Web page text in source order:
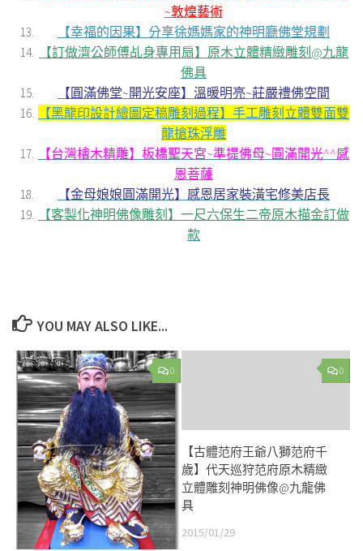
~敦煌藝術
【幸福的因果】分享徐媽媽家的神明廳佛堂規劃
【訂做濟公師傅乩身專用扇】原木立體精緻雕刻@九龍
佛具
【圓滿佛堂~開光安座】溫暖明亮~莊嚴禮佛空間
【黑龍印設計繪圖定稿雕刻過程】手工雕刻立體雙面雙
龍搶珠浮雕
【台灣檜木精雕】板橋聖天宮~準提佛母~圓滿開光^^感
恩菩薩
【金母娘娘圓滿開光】感恩居家裝潢宅修美店長
【客製化神明佛像雕刻】一尺六保生二帝原木描金訂做
款
YOU MAY ALSO LIKE...
0 0
【古體范府王爺八獅范府千
歲】代天巡狩范府原木精緻
立體雕刻神明佛像@九龍佛
具
2015/01/29